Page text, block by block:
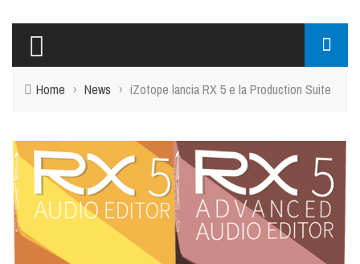
Home › News › iZotope lancia RX 5 e la Production Suite